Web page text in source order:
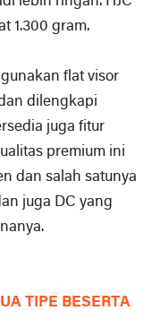
1.300 gram.
flat visor
dilengkapi
juga fitur
premium ini
dan salah satunya
juga DC yang
TIPE BESERTA